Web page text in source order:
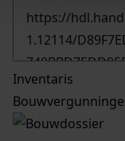
Inventaris